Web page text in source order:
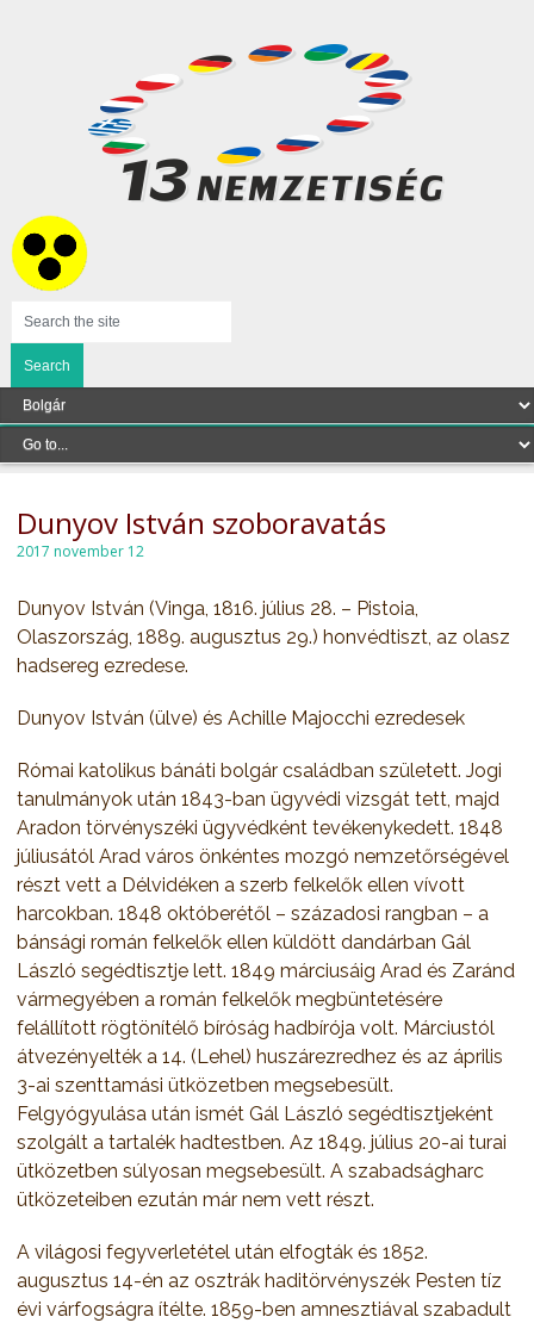
Dunyov István szoboravatás
2017 november 12
Dunyov István (Vinga, 1816. július 28. – Pistoia,
Olaszország, 1889. augusztus 29.) honvédtiszt, az olasz
hadsereg ezredese.
Dunyov István (ülve) és Achille Majocchi ezredesek
Római katolikus bánáti bolgár családban született. Jogi
tanulmányok után 1843-ban ügyvédi vizsgát tett, majd
Aradon törvényszéki ügyvédként tevékenykedett. 1848
júliusától Arad város önkéntes mozgó nemzetőrségével
részt vett a Délvidéken a szerb felkelők ellen vívott
harcokban. 1848 októberétől – századosi rangban – a
bánsági román felkelők ellen küldött dandárban Gál
László segédtisztje lett. 1849 márciusáig Arad és Zaránd
vármegyében a román felkelők megbüntetésére
felállított rögtönítélő bíróság hadbírója volt. Márciustól
átvezényelték a 14. (Lehel) huszárezredhez és az április
3-ai szenttamási ütközetben megsebesült.
Felgyógyulása után ismét Gál László segédtisztjeként
szolgált a tartalék hadtestben. Az 1849. július 20-ai turai
ütközetben súlyosan megsebesült. A szabadságharc
ütközeteiben ezután már nem vett részt.
A világosi fegyverletétel után elfogták és 1852.
augusztus 14-én az osztrák haditörvényszék Pesten tíz
évi várfogságra ítélte. 1859-ben amnesztiával szabadult